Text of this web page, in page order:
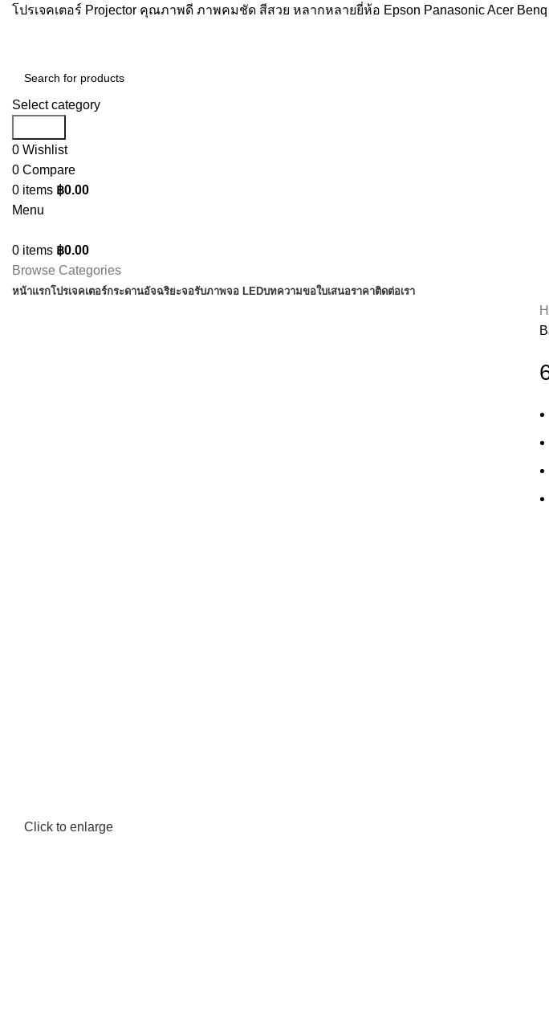
โปรเจคเตอร์ Projector คุณภาพดี ภาพคมชัด สีสวย หลากหลายยี่ห้อ Epson Panasonic Acer
Select category
0 Wishlist
0 Compare
0 items ฿0.00
Menu
0 items ฿0.00
Browse Categories
หน้าแรกโปรเจคเตอร์กระดานอัจฉริยะจอรับภาพจอ LEDบทความขอใบเสนอราคาติดต่อเรา
Click to enlarge